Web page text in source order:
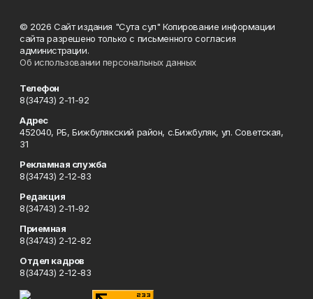
© 2026 Сайт издания "Сута сул" Копирование информации
сайта разрешено только с письменного согласия
администрации.
Об использовании персональных данных
Телефон
8(34743) 2-11-92
Адрес
452040, РБ, Бижбулякский район, с.Бижбуляк, ул. Советская,
31
Рекламная служба
8(34743) 2-12-83
Редакция
8(34743) 2-11-92
Приемная
8(34743) 2-12-82
Отдел кадров
8(34743) 2-12-83